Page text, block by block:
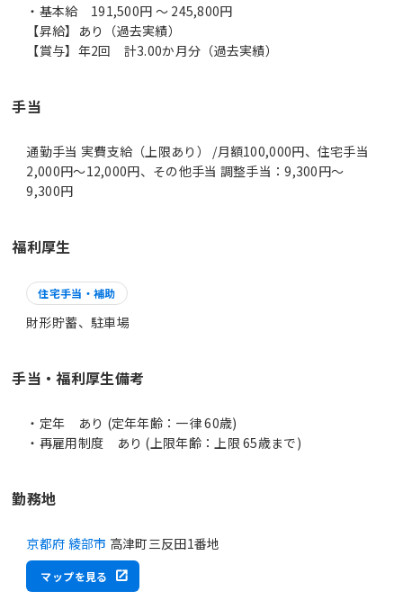
・基本給 191,500円 ～ 245,800円
【昇給】あり（過去実績）
【賞与】年2回 計3.00か月分（過去実績）
手当
通勤手当 実費支給（上限あり） /月額100,000円、住宅手当
2,000円～12,000円、その他手当 調整手当：9,300円～
9,300円
福利厚生
住宅手当・補助
財形貯蓄、駐車場
手当・福利厚生備考
・定年 あり (定年年齢：一律 60歳)
・再雇用制度 あり (上限年齢：上限 65歳まで)
勤務地
京都府 綾部市 高津町三反田1番地
マップを見る